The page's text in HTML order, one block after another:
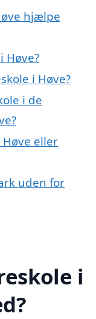
hjælpe
Høve?
i Høve?
i de
eller
uden for
i